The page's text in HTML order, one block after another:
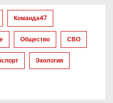
Команда47
Общество СВО
Экология